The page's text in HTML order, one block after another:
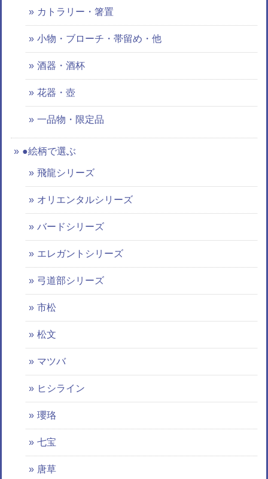
カトラリー・箸置
小物・ブローチ・帯留め・他
酒器・酒杯
花器・壺
一品物・限定品
●絵柄で選ぶ
飛龍シリーズ
オリエンタルシリーズ
バードシリーズ
エレガントシリーズ
弓道部シリーズ
市松
松文
マツバ
ヒシライン
瓔珞
七宝
唐草